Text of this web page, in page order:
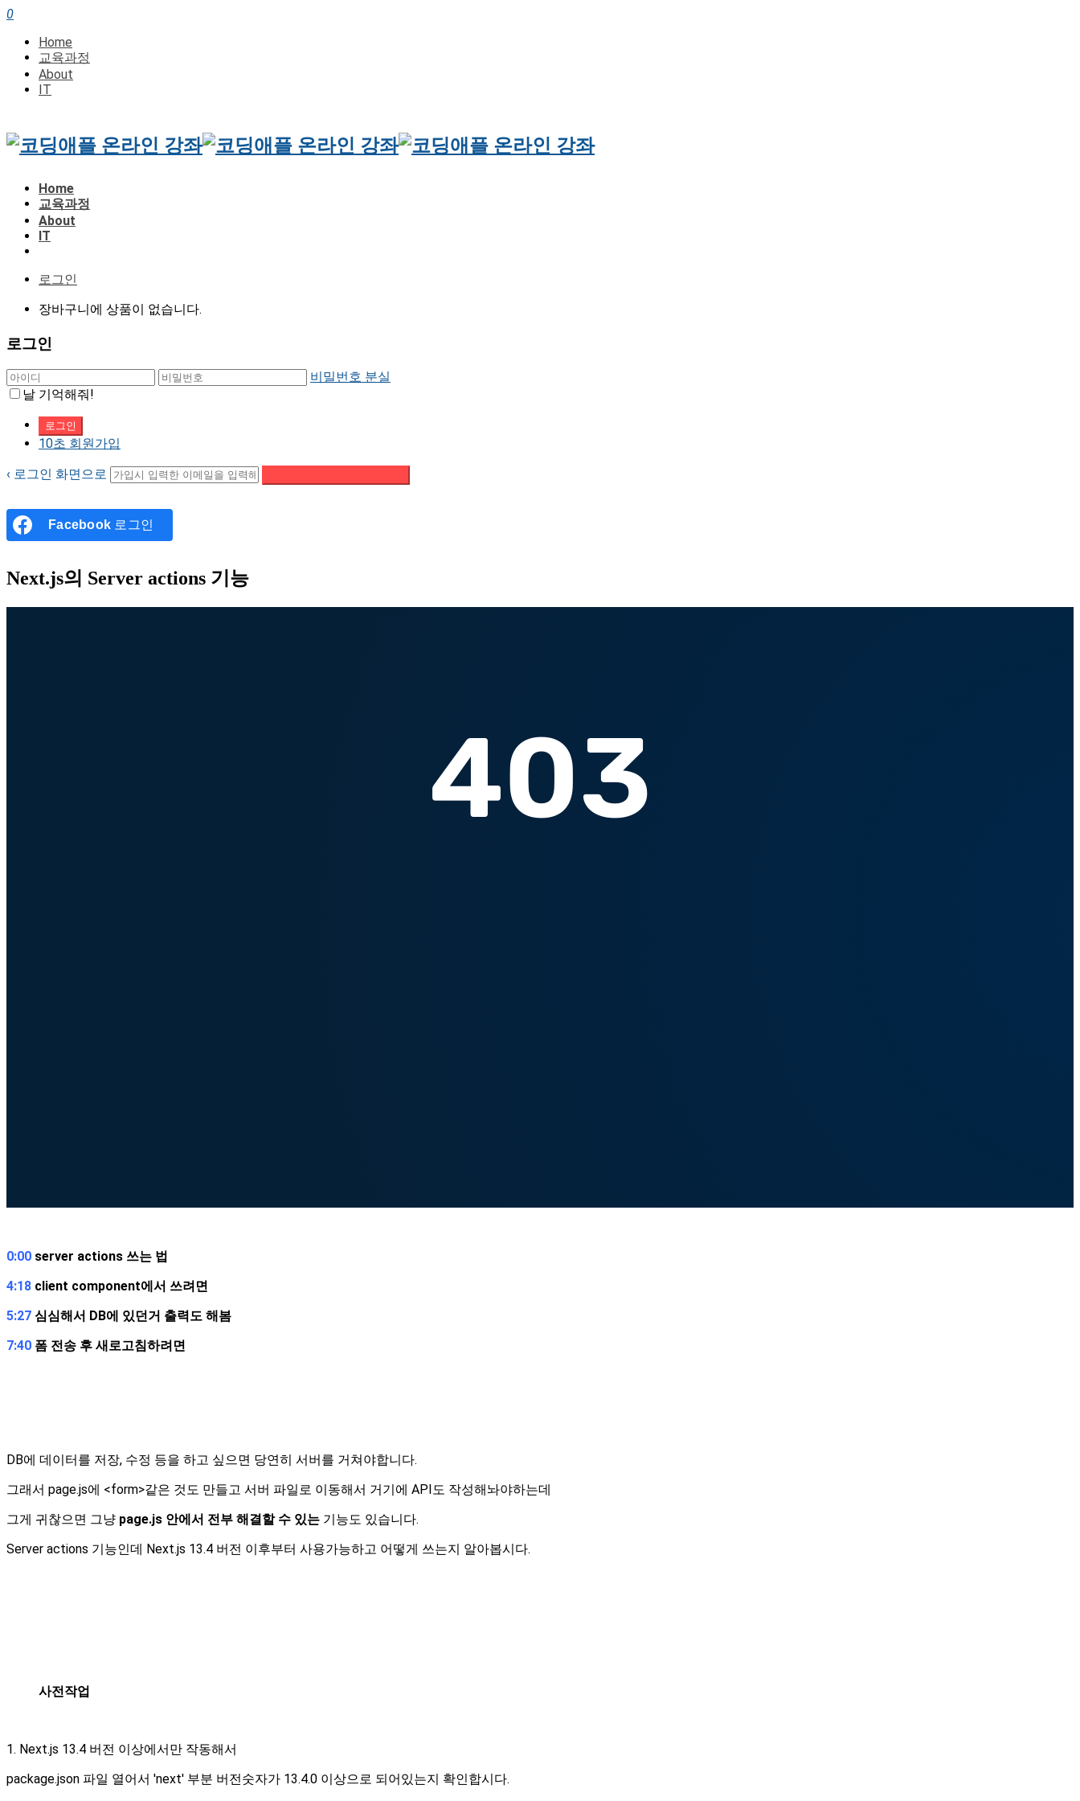
0
Home
교육과정
About
IT
Home
교육과정
About
IT
로그인
장바구니에 상품이 없습니다.
로그인
비밀번호 분실
날 기억해줘!
10초 회원가입
‹ 로그인 화면으로
Facebook 로그인
Next.js의 Server actions 기능
0:00 server actions 쓰는 법
4:18 client component에서 쓰려면
5:27 심심해서 DB에 있던거 출력도 해봄
7:40 폼 전송 후 새로고침하려면
DB에 데이터를 저장, 수정 등을 하고 싶으면 당연히 서버를 거쳐야합니다.
그래서 page.js에 <form>같은 것도 만들고 서버 파일로 이동해서 거기에 API도 작성해놔야하는데
그게 귀찮으면 그냥 page.js 안에서 전부 해결할 수 있는 기능도 있습니다.
Server actions 기능인데 Next.js 13.4 버전 이후부터 사용가능하고 어떻게 쓰는지 알아봅시다.
사전작업
1. Next.js 13.4 버전 이상에서만 작동해서
package.json 파일 열어서 'next' 부분 버전숫자가 13.4.0 이상으로 되어있는지 확인합시다.